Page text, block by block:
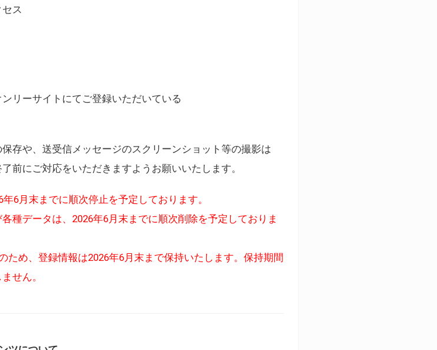
ス
リーサイトにてご登録いただいている
存や、送受信メッセージのスクリーンショット等の撮影は
前にご対応をいただきますようお願いいたします。
6月末までに順次停止を予定しております。
種データは、2026年6月末までに順次削除を予定しておりま
ため、登録情報は2026年6月末まで保持いたします。保持期間
せん。